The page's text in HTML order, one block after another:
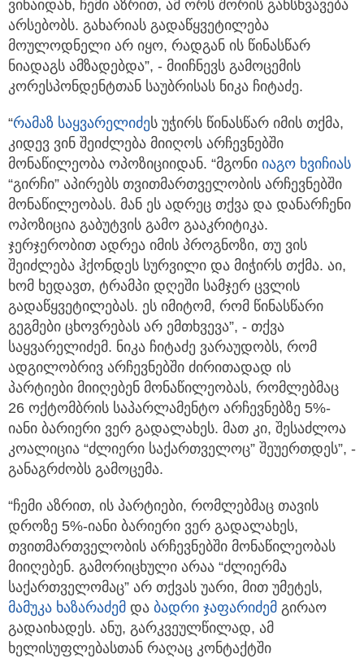
ვინაიდან, ჩემი აზრით, ამ ორს შორის განსხვავება
არსებობს. გახარიას გადაწყვეტილება
მოულოდნელი არ იყო, რადგან ის წინასწარ
ნიადაგს ამზადებდა”, - მიიჩნევს გამოცემის
კორესპონდენტთან საუბრისას ნიკა ჩიტაძე.
“რამაზ საყვარელიძეს უჭირს წინასწარ იმის თქმა,
კიდევ ვინ შეიძლება მიიღოს არჩევნებში
მონაწილეობა ოპოზიციიდან. “მგონი იაგო ხვიჩიას
“გირჩი” აპირებს თვითმართველობის არჩევნებში
მონაწილეობას. მან ეს ადრეც თქვა და დანარჩენი
ოპოზიცია გაბუტვის გამო გააკრიტიკა.
ჯერჯერობით ადრეა იმის პროგნოზი, თუ ვის
შეიძლება ჰქონდეს სურვილი და მიჭირს თქმა. აი,
ხომ ხედავთ, ტრამპი დღეში სამჯერ ცვლის
გადაწყვეტილებას. ეს იმიტომ, რომ წინასწარი
გეგმები ცხოვრებას არ ემთხვევა”, - თქვა
საყვარელიძემ. ნიკა ჩიტაძე ვარაუდობს, რომ
ადგილობრივ არჩევნებში ძირითადად ის
პარტიები მიიღებენ მონაწილეობას, რომლებმაც
26 ოქტომბრის საპარლამენტო არჩევნებზე 5%-
იანი ბარიერი ვერ გადალახეს. მათ კი, შესაძლოა
კოალიცია “ძლიერი საქართველოც” შეუერთდეს”, -
განაგრძობს გამოცემა.
“ჩემი აზრით, ის პარტიები, რომლებმაც თავის
დროზე 5%-იანი ბარიერი ვერ გადალახეს,
თვითმართველობის არჩევნებში მონაწილეობას
მიიღებენ. გამორიცხული არაა “ძლიერმა
საქართველომაც” არ თქვას უარი, მით უმეტეს,
მამუკა ხაზარაძემ და ბადრი ჯაფარიძემ გირაო
გადაიხადეს. ანუ, გარკვეულწილად, ამ
ხელისუფლებასთან რაღაც კონტაქტში